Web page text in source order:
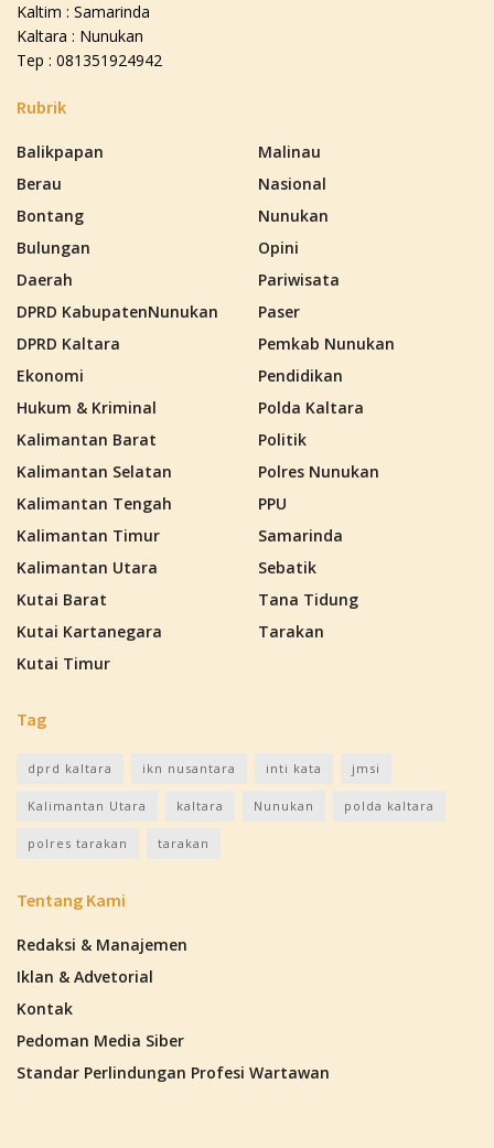
Kaltim : Samarinda
Kaltara : Nunukan
Tep : 081351924942
Rubrik
Balikpapan
Berau
Bontang
Bulungan
Daerah
DPRD KabupatenNunukan
DPRD Kaltara
Ekonomi
Hukum & Kriminal
Kalimantan Barat
Kalimantan Selatan
Kalimantan Tengah
Kalimantan Timur
Kalimantan Utara
Kutai Barat
Kutai Kartanegara
Kutai Timur
Malinau
Nasional
Nunukan
Opini
Pariwisata
Paser
Pemkab Nunukan
Pendidikan
Polda Kaltara
Politik
Polres Nunukan
PPU
Samarinda
Sebatik
Tana Tidung
Tarakan
Tag
dprd kaltara ikn nusantara inti kata jmsi
Kalimantan Utara kaltara Nunukan polda kaltara
polres tarakan tarakan
Tentang Kami
Redaksi & Manajemen
Iklan & Advetorial
Kontak
Pedoman Media Siber
Standar Perlindungan Profesi Wartawan